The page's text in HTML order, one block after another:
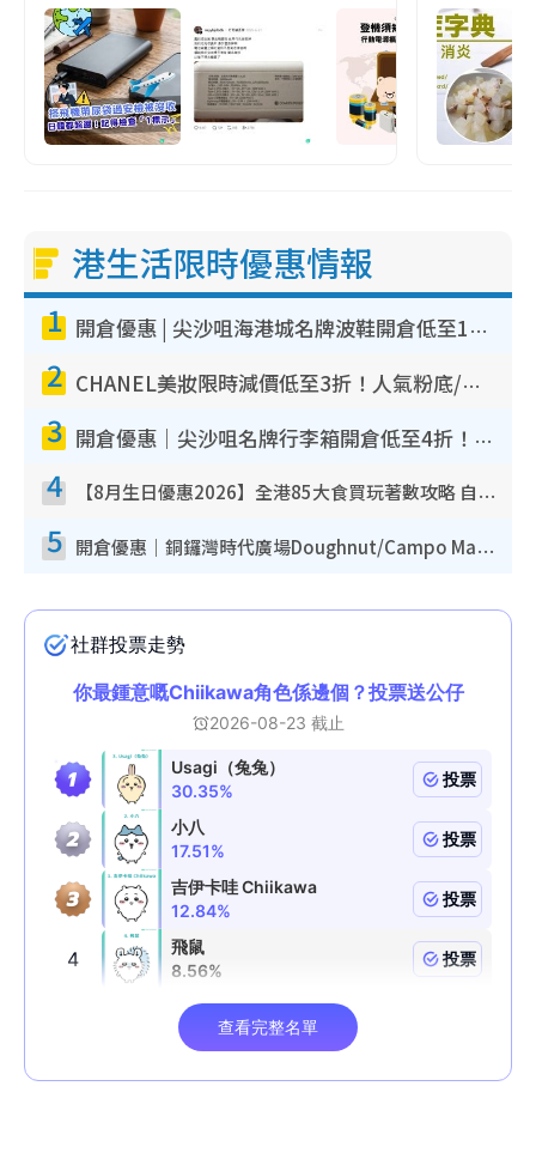
港生活限時優惠情報
1 開倉優惠 | 尖沙咀海港城名牌波鞋開倉低至1折！On鞋$899起／Joy&Peace鞋履$98起
2 CHANEL美妝限時減價低至3折！人氣粉底/唇膏/精華液低至$275！COCO香水都有平
3 開倉優惠｜尖沙咀名牌行李箱開倉低至4折！一連5日 American Tourister/ace./Hallmark $200起！
4 【8月生日優惠2026】全港85大食買玩著數攻略 自助餐/火鍋放題同行免費＋誠品/DONKI送現金券
5 開倉優惠｜銅鑼灣時代廣場Doughnut/Campo Marzio開倉低至1折！背囊、書包、手袋劈價$200起